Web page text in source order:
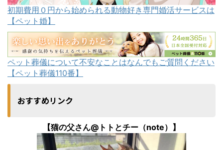
初期費用０円から始められる動物好き専門婚活サービスは
【ペット婚】
ペット葬儀について不安なことはなんでもご質問ください
【ペット葬儀110番】
おすすめリンク
【猫の父さん@トトとチー（note）】